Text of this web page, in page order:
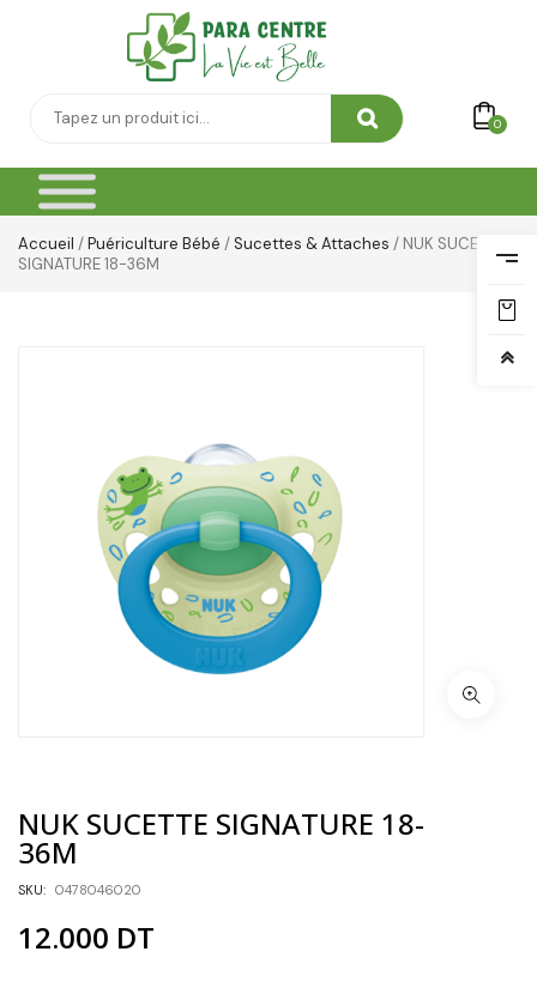
0
Accueil /Puériculture Bébé /Sucettes & Attaches / NUK SUCETTE
SIGNATURE 18-36M
NUK SUCETTE SIGNATURE 18-
36M
SKU: 0478046020
12.000 DT